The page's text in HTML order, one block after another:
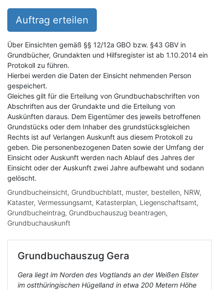
Auftrag erteilen
Über Einsichten gemäß §§ 12/12a GBO bzw. §43 GBV in
Grundbücher, Grundakten und Hilfsregister ist ab 1.10.2014 ein
Protokoll zu führen.
Hierbei werden die Daten der Einsicht nehmenden Person
gespeichert.
Gleiches gilt für die Erteilung von Grundbuchabschriften von
Abschriften aus der Grundakte und die Erteilung von
Auskünften daraus. Dem Eigentümer des jeweils betroffenen
Grundstücks oder dem Inhaber des grundstücksgleichen
Rechts ist auf Verlangen Auskunft aus diesem Protokoll zu
geben. Die personenbezogenen Daten sowie der Umfang der
Einsicht oder Auskunft werden nach Ablauf des Jahres der
Einsicht oder der Auskunft zwei Jahre aufbewaht und sodann
gelöscht.
Grundbucheinsicht, Grundbuchblatt, muster, bestellen, NRW,
Kataster, Vermessungsamt, Katasterplan, Liegenschaftsamt,
Grundbucheintrag, Grundbuchauszug beantragen,
Grundbuchauskunft
Grundbuchauszug Gera
Gera liegt im Norden des Vogtlands an der Weißen Elster
im ostthüringischen Hügelland in etwa 200 Metern Höhe